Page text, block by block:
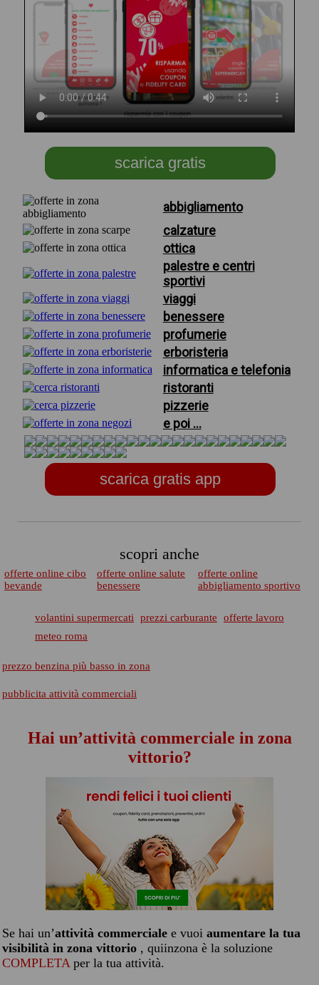
scarica gratis
abbigliamento
calzature
ottica
palestre e centri
sportivi
viaggi
benessere
profumerie
erboristeria
informatica e telefonia
ristoranti
pizzerie
e poi ...
scarica gratis app
scopri anche
offerte online cibo
bevande
offerte online salute
benessere
offerte online
abbigliamento sportivo
volantini supermercati prezzi carburante
offerte lavoro
meteo roma
prezzo benzina più basso in zona
pubblicita attività commerciali
Hai un’attività commerciale in zona
vittorio?
Se hai un’attività commerciale e vuoi aumentare la tua
visibilità in zona vittorio , quiinzona è la soluzione
COMPLETAper la tua attività.